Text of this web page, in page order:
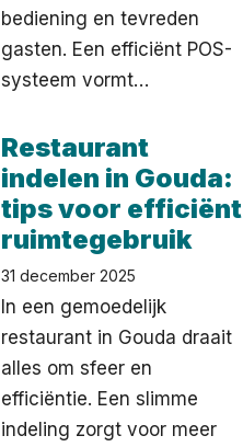
bediening en tevreden
gasten. Een efficiënt POS-
systeem vormt…
Restaurant
indelen in Gouda:
tips voor efficiënt
ruimtegebruik
31 december 2025
In een gemoedelijk
restaurant in Gouda draait
alles om sfeer en
efficiëntie. Een slimme
indeling zorgt voor meer